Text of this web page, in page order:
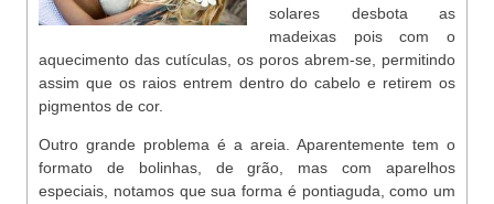
solares desbota as
madeixas pois com o
aquecimento das cutículas, os poros abrem-se, permitindo
assim que os raios entrem dentro do cabelo e retirem os
pigmentos de cor.
Outro grande problema é a areia. Aparentemente tem o
formato de bolinhas, de grão, mas com aparelhos
especiais, notamos que sua forma é pontiaguda, como um